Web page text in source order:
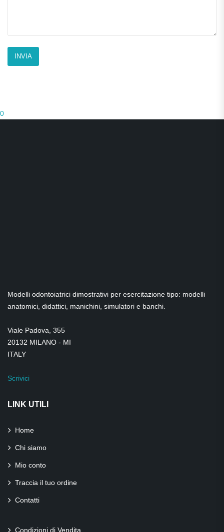
0
Modelli odontoiatrici dimostrativi per esercitazione tipo: modelli
anatomici, didattici, manichini, simulatori e banchi.
Viale Padova, 355
20132 MILANO - MI
ITALY
Scrivici
LINK UTILI
Home
Chi siamo
Mio conto
Traccia il tuo ordine
Contatti
Condizioni di Vendita